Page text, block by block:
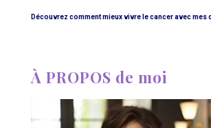
Découvrez comment mieux vivre le cancer avec mes
À PROPOS de moi